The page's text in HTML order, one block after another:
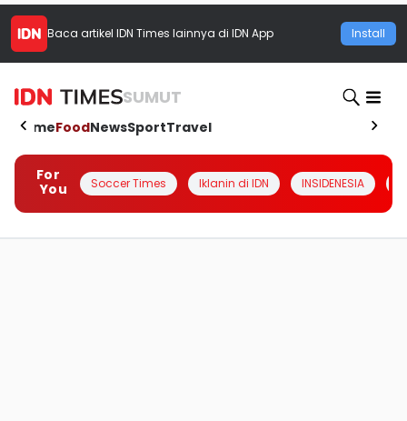
Baca artikel IDN Times lainnya di IDN App Install
SUMUT
HomeFoodNewsSportTravel
For
You
Soccer Times Iklanin di IDN INSIDENESIA